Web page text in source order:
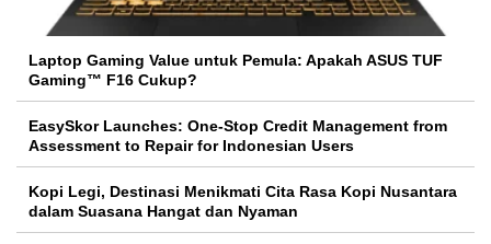
Laptop Gaming Value untuk Pemula: Apakah ASUS TUF
Gaming™ F16 Cukup?
EasySkor Launches: One-Stop Credit Management from
Assessment to Repair for Indonesian Users
Kopi Legi, Destinasi Menikmati Cita Rasa Kopi Nusantara
dalam Suasana Hangat dan Nyaman